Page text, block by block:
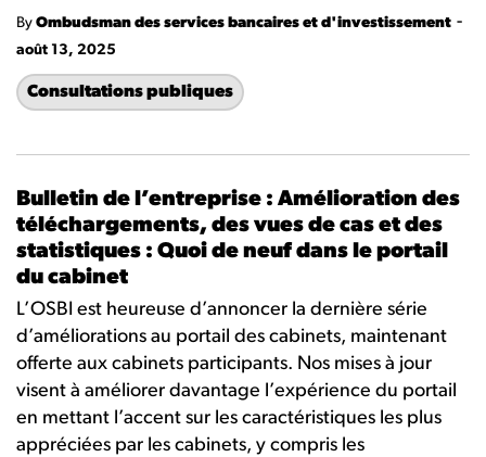
By Ombudsman des services bancaires et d'investissement -
août 13, 2025
Consultations publiques
Bulletin de l’entreprise : Amélioration des
téléchargements, des vues de cas et des
statistiques : Quoi de neuf dans le portail
du cabinet
L’OSBI est heureuse d’annoncer la dernière série
d’améliorations au portail des cabinets, maintenant
offerte aux cabinets participants. Nos mises à jour
visent à améliorer davantage l’expérience du portail
en mettant l’accent sur les caractéristiques les plus
appréciées par les cabinets, y compris les